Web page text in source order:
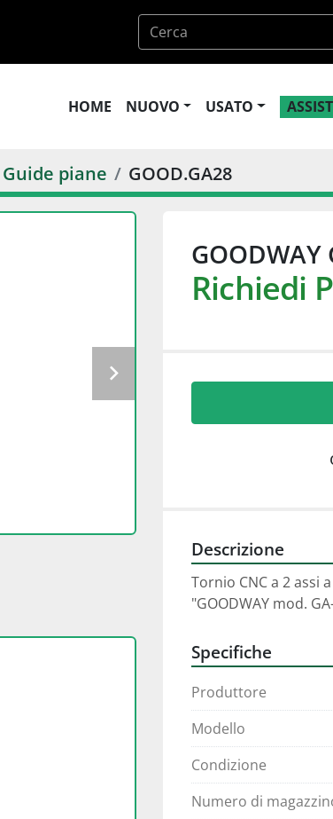
HOME NUOVO USATO
Guide piane GOOD.GA28
GOODWAY
Richiedi
Descrizione
Tornio CNC a 2 assi
"GOODWAY mod.
Specifiche
Produttore
Modello
Condizione
Numero di